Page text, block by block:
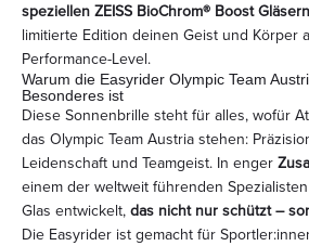
speziellen ZEISS BioChrom® Boost Gläsern
limitierte Edition deinen Geist und Körper
Performance-Level.
Warum die Easyrider Olympic Team
Besonderes ist
Diese Sonnenbrille steht für alles, wofür
das Olympic Team Austria stehen:
Leidenschaft und Teamgeist. In enger
einem der weltweit führenden
Glas entwickelt, das nicht nur schützt –
Die Easyrider ist gemacht für